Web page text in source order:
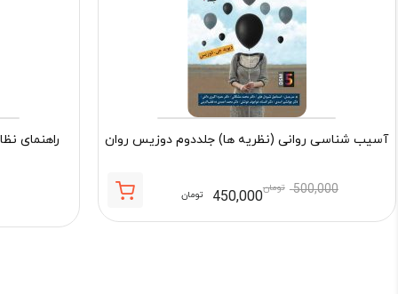
آسیب شناسی روانی (نظریه ها) جلددوم دوزیس روان
500,000 تومان450,000 تومان
راهنمای